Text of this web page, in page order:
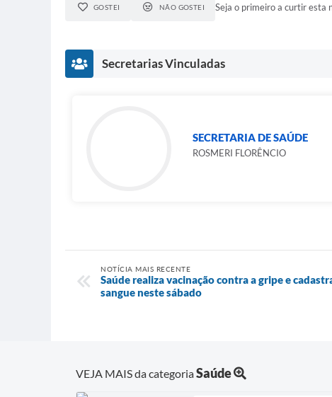
GOSTEI NÃO GOSTEI Seja o primeiro a curtir esta
Secretarias Vinculadas
SECRETARIA DE SAÚDE
ROSMERI FLORÊNCIO
NOTÍCIA MAIS RECENTE
Saúde realiza vacinação contra a gripe e
sangue neste sábado
VEJA MAIS da categoriaSaúde